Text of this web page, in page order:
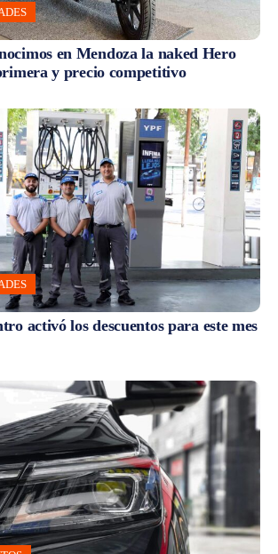
en Mendoza la naked Hero
y precio competitivo
activó los descuentos para este mes